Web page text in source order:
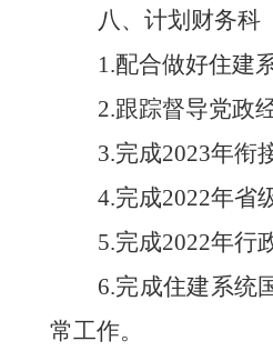
八、 计划财务科
1.配合做好住建
2.跟踪督导党政
3.完成2023年衔
4.完成2022年省
5.完成2022年行
6.完成住建系统
常工作。